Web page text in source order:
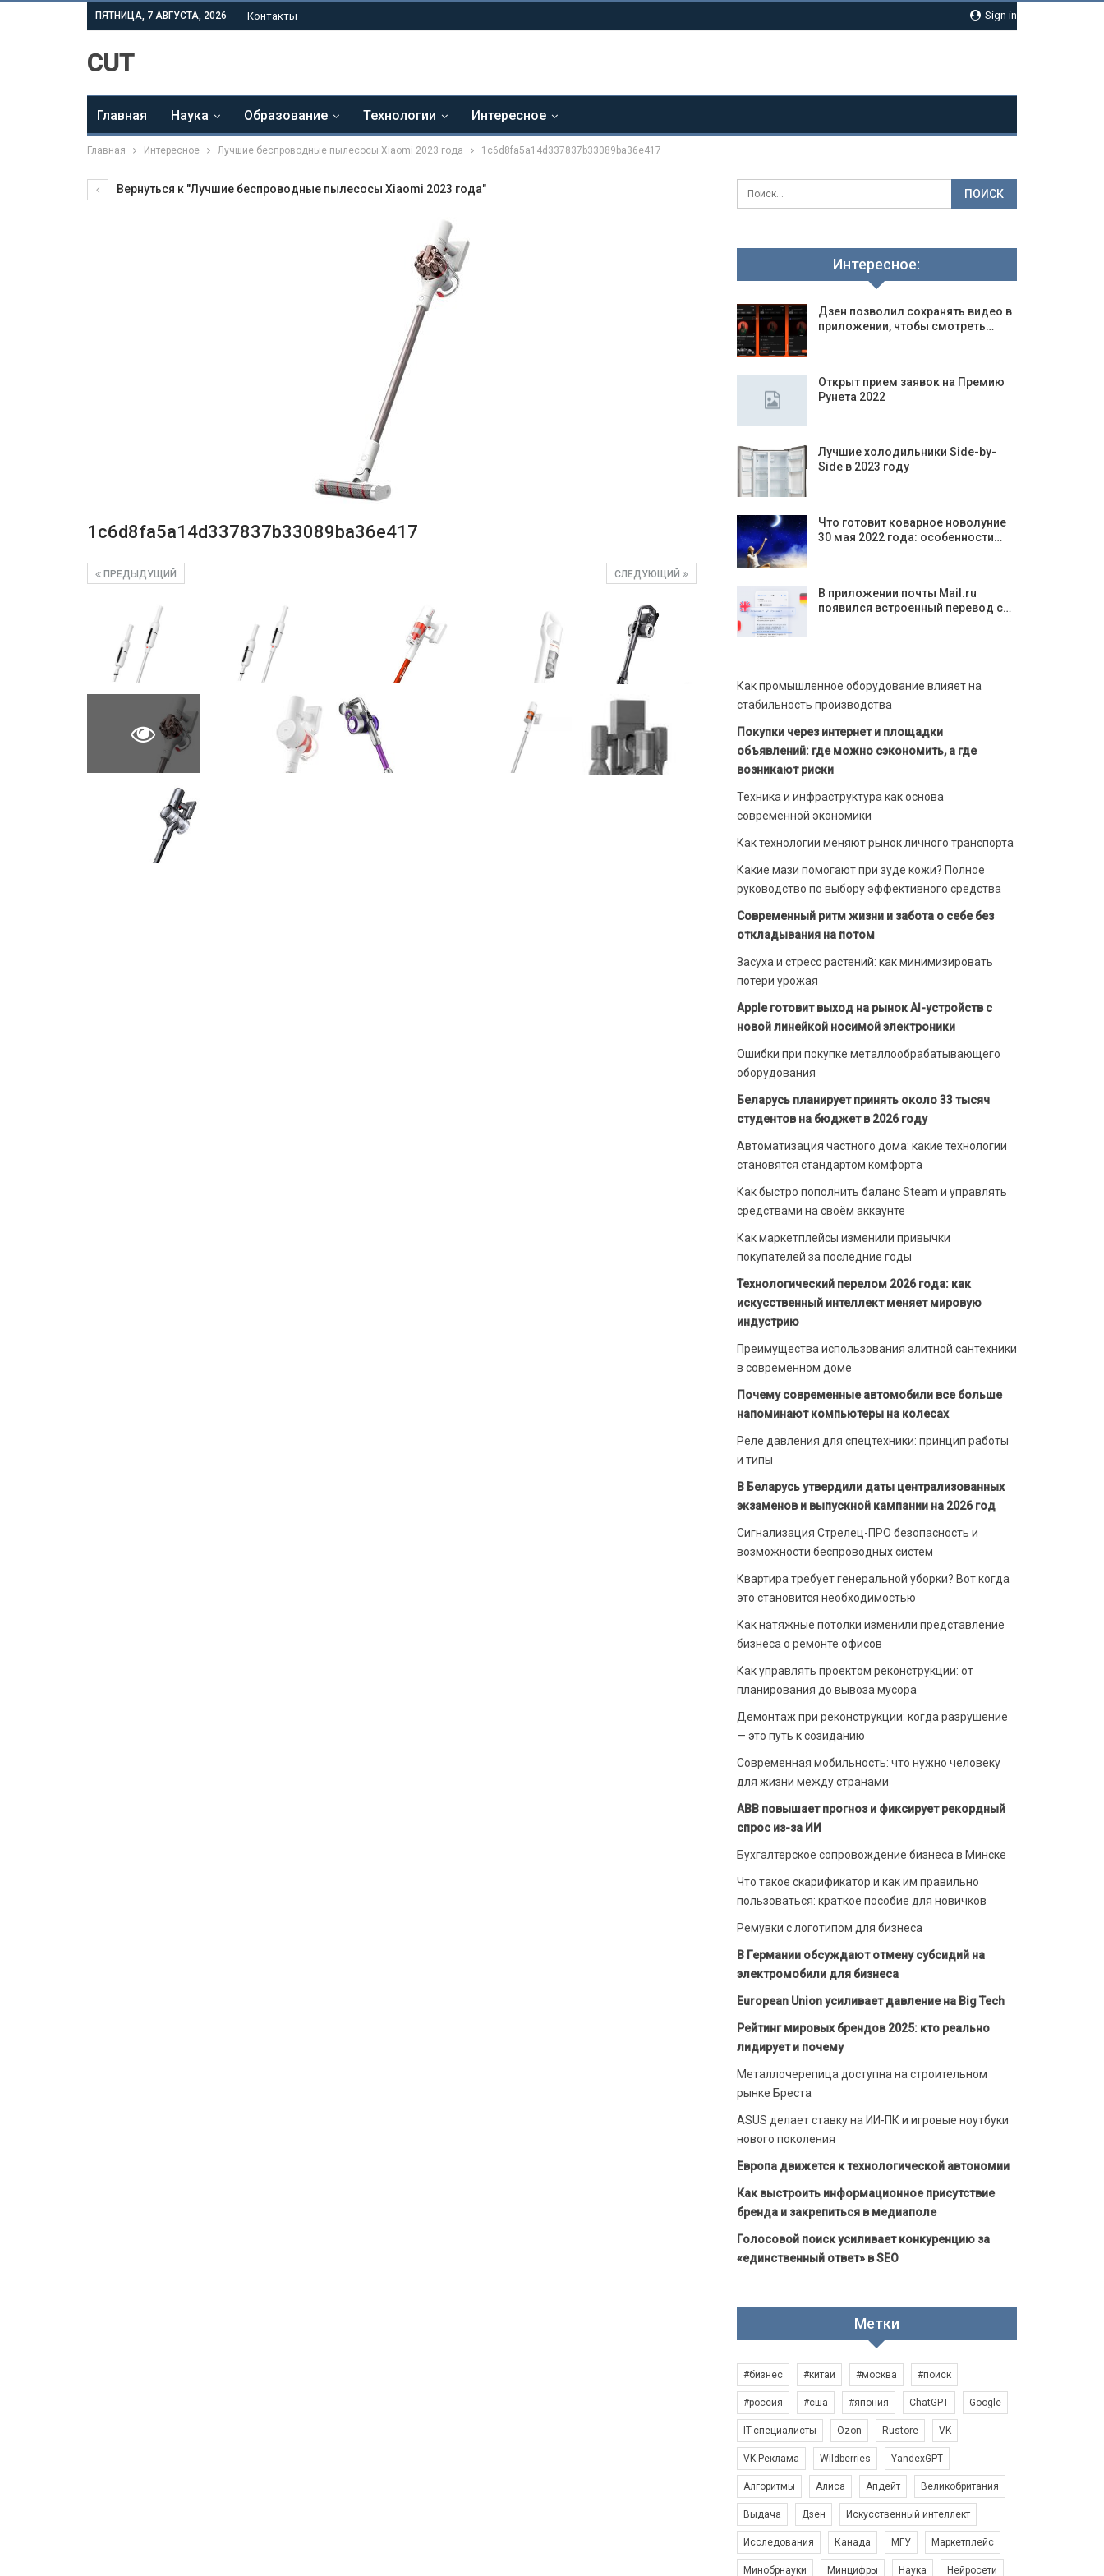
Sign in
ПЯТНИЦА, 7 АВГУСТА, 2026 Контакты
CUT
Главная Наука Образование Технологии Интересное
Главная Интересное Лучшие беспроводные пылесосы Xiaomi 2023 года 1c6d8fa5a14d337837b33089ba36e417
Вернуться к "Лучшие беспроводные пылесосы Xiaomi 2023 года"
1c6d8fa5a14d337837b33089ba36e417
СЛЕДУЮЩИЙ
ПРЕДЫДУЩИЙ
Интересное:
Дзен позволил сохранять видео в
приложении, чтобы смотреть…
Открыт прием заявок на Премию
Рунета 2022
Лучшие холодильники Side-by-
Side в 2023 году
Что готовит коварное новолуние
30 мая 2022 года: особенности…
В приложении почты Mail.ru
появился встроенный перевод с…
Как промышленное оборудование влияет на
стабильность производства
Покупки через интернет и площадки
объявлений: где можно сэкономить, а где
возникают риски
Техника и инфраструктура как основа
современной экономики
Как технологии меняют рынок личного транспорта
Какие мази помогают при зуде кожи? Полное
руководство по выбору эффективного средства
Современный ритм жизни и забота о себе без
откладывания на потом
Засуха и стресс растений: как минимизировать
потери урожая
Apple готовит выход на рынок AI-устройств с
новой линейкой носимой электроники
Ошибки при покупке металлообрабатывающего
оборудования
Беларусь планирует принять около 33 тысяч
студентов на бюджет в 2026 году
Автоматизация частного дома: какие технологии
становятся стандартом комфорта
Как быстро пополнить баланс Steam и управлять
средствами на своём аккаунте
Как маркетплейсы изменили привычки
покупателей за последние годы
Технологический перелом 2026 года: как
искусственный интеллект меняет мировую
индустрию
Преимущества использования элитной сантехники
в современном доме
Почему современные автомобили все больше
напоминают компьютеры на колесах
Реле давления для спецтехники: принцип работы
и типы
В Беларусь утвердили даты централизованных
экзаменов и выпускной кампании на 2026 год
Сигнализация Стрелец-ПРО безопасность и
возможности беспроводных систем
Квартира требует генеральной уборки? Вот когда
это становится необходимостью
Как натяжные потолки изменили представление
бизнеса о ремонте офисов
Как управлять проектом реконструкции: от
планирования до вывоза мусора
Демонтаж при реконструкции: когда разрушение
— это путь к созиданию
Современная мобильность: что нужно человеку
для жизни между странами
ABB повышает прогноз и фиксирует рекордный
спрос из-за ИИ
Бухгалтерское сопровождение бизнеса в Минске
Что такое скарификатор и как им правильно
пользоваться: краткое пособие для новичков
Ремувки с логотипом для бизнеса
В Германии обсуждают отмену субсидий на
электромобили для бизнеса
European Union усиливает давление на Big Tech
Рейтинг мировых брендов 2025: кто реально
лидирует и почему
Металлочерепица доступна на строительном
рынке Бреста
ASUS делает ставку на ИИ-ПК и игровые ноутбуки
нового поколения
Европа движется к технологической автономии
Как выстроить информационное присутствие
бренда и закрепиться в медиаполе
Голосовой поиск усиливает конкуренцию за
«единственный ответ» в SEO
Метки
#бизнес #китай #москва #поиск
#россия #сша #япония ChatGPT Google
IT-специалисты Ozon Rustore VK
VK Реклама Wildberries YandexGPT
Алгоритмы Алиса Апдейт Великобритания
Выдача Дзен Искусственный интеллект
Исследования Канада МГУ Маркетплейс
Минобрнауки Минцифры Наука Нейросети